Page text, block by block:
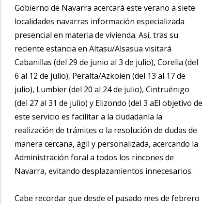
Gobierno de Navarra acercará este verano a siete
localidades navarras información especializada
presencial en materia de vivienda. Así, tras su
reciente estancia en Altasu/Alsasua visitará
Cabanillas (del 29 de junio al 3 de julio), Corella (del
6 al 12 de julio), Peralta/Azkoien (del 13 al 17 de
julio), Lumbier (del 20 al 24 de julio), Cintruénigo
(del 27 al 31 de julio) y Elizondo (del 3 aEl objetivo de
este servicio es facilitar a la ciudadanía la
realización de trámites o la resolución de dudas de
manera cercana, ágil y personalizada, acercando la
Administración foral a todos los rincones de
Navarra, evitando desplazamientos innecesarios.
Cabe recordar que desde el pasado mes de febrero